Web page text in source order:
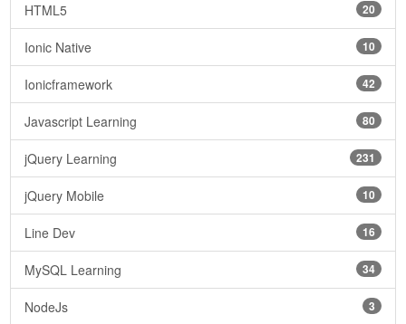
20
HTML5
10
Ionic Native
42
Ionicframework
80
Javascript Learning
231
jQuery Learning
10
jQuery Mobile
16
Line Dev
34
MySQL Learning
3
NodeJs